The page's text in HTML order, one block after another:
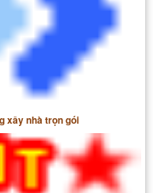
xây nhà trọn gói